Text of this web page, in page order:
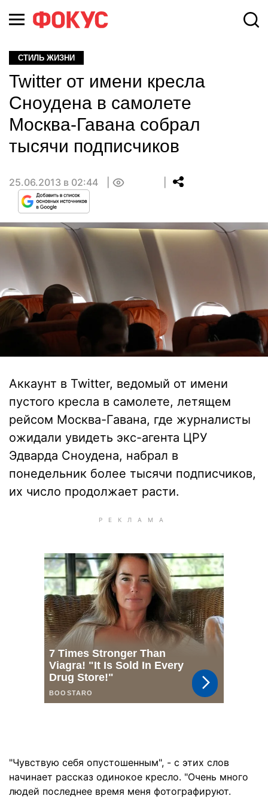
СТИЛЬ ЖИЗНИ
Twitter от имени кресла
Сноудена в самолете
Москва-Гавана собрал
тысячи подписчиков
25.06.2013 в 02:44
Аккаунт в Twitter, ведомый от имени
пустого кресла в самолете, летящем
рейсом Москва-Гавана, где журналисты
ожидали увидеть экс-агента ЦРУ
Эдварда Сноудена, набрал в
понедельник более тысячи подписчиков,
их число продолжает расти.
"Чувствую себя опустошенным", - с этих слов
начинает рассказ одинокое кресло. "Очень много
людей последнее время меня фотографируют.